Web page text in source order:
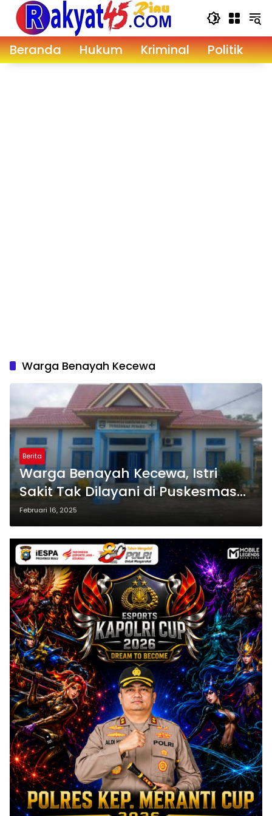
Langsung
konten
Beranda Hukum Kriminal Politik
Warga Benayah Kecewa
Berita
Warga Benayah Kecewa, Istri
Sakit Tak Dilayani di Puskesmas
Pusako
Februari 16, 2025